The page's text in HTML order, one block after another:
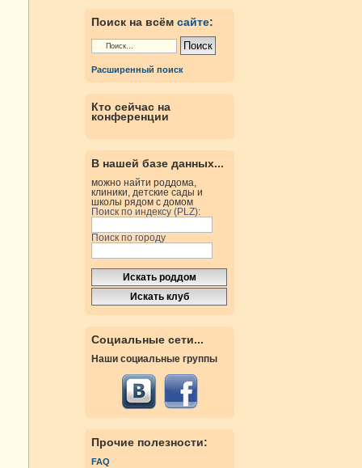
Поиск на всём сайте:
Расширенный поиск
Кто сейчас на
конференции
В нашей базе данных...
можно найти роддома,
клиники, детские сады и
школы рядом с домом
Поиск по индексу (PLZ):
Поиск по городу
Социальные сети...
Наши социальные группы
Прочие полезности:
FAQ